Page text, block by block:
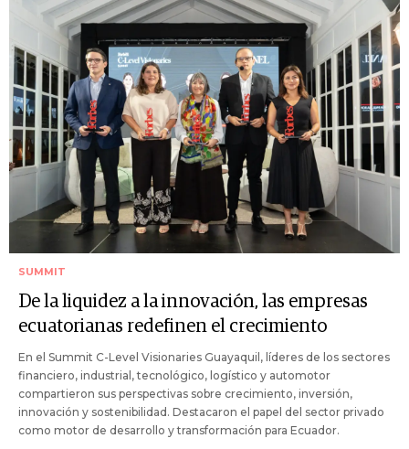
SUMMIT
De la liquidez a la innovación, las empresas
ecuatorianas redefinen el crecimiento
En el Summit C-Level Visionaries Guayaquil, líderes de los sectores
financiero, industrial, tecnológico, logístico y automotor
compartieron sus perspectivas sobre crecimiento, inversión,
innovación y sostenibilidad. Destacaron el papel del sector privado
como motor de desarrollo y transformación para Ecuador.